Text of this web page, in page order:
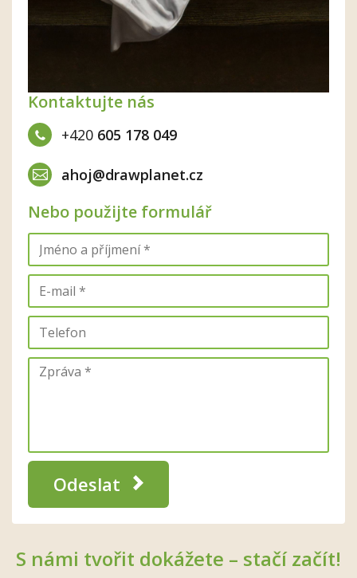
Kontaktujte nás
+420 605 178 049
ahoj@drawplanet.cz
Nebo použijte formulář
Odeslat
S námi tvořit dokážete – stačí začít!